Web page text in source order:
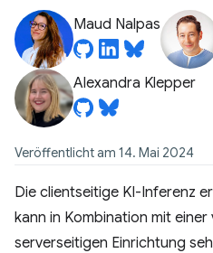
Maud Nalpas
Alexandra Klepper
Veröffentlicht am 14. Mai 2024
Die clientseitige KI-Inferenz
kann in Kombination mit
serverseitigen Einrichtung